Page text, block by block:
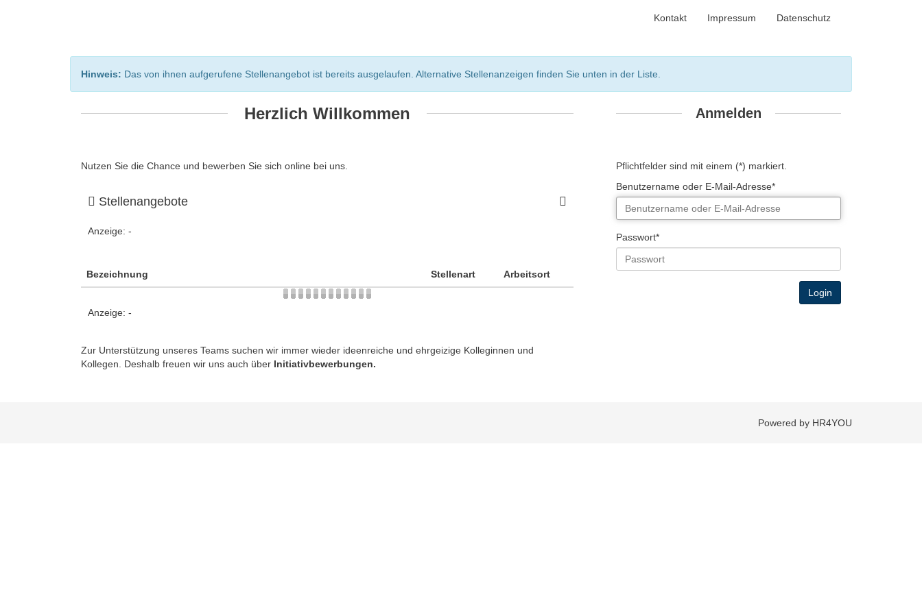
Kontakt Impressum Datenschutz
Hinweis: Das von ihnen aufgerufene Stellenangebot ist bereits ausgelaufen. Alternative Stellenanzeigen finden Sie unten in der Liste.
Herzlich Willkommen
Nutzen Sie die Chance und bewerben Sie sich online bei uns.
Stellenangebote
Anzeige: -
Bezeichnung Stellenart Arbeitsort
Anzeige: -
Zur Unterstützung unseres Teams suchen wir immer wieder ideenreiche und ehrgeizige Kolleginnen und
Kollegen. Deshalb freuen wir uns auch über Initiativbewerbungen.
Anmelden
Pflichtfelder sind mit einem (*) markiert.
Benutzername oder E-Mail-Adresse*
Passwort*
Powered by HR4YOU